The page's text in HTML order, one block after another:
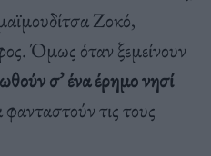
Ζοκό,
Όμως όταν ξεμείνουν
σ’ ένα έρημο νησί
τις τους